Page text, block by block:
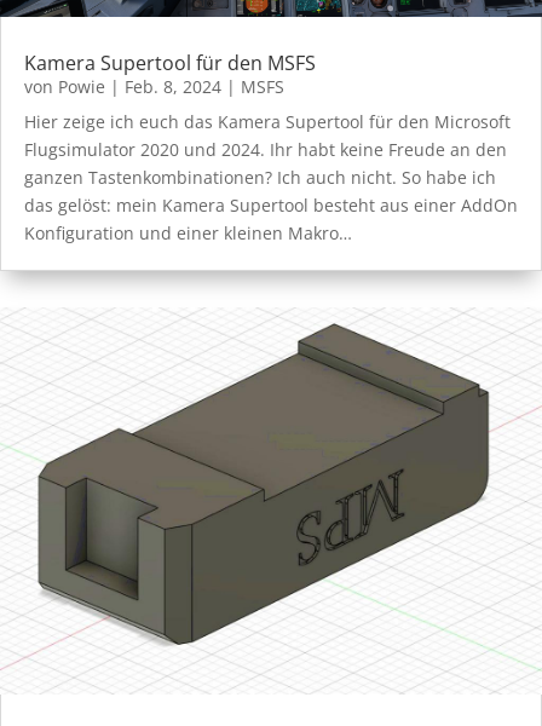
Kamera Supertool für den MSFS
von Powie | Feb. 8, 2024 | MSFS
Hier zeige ich euch das Kamera Supertool für den Microsoft
Flugsimulator 2020 und 2024. Ihr habt keine Freude an den
ganzen Tastenkombinationen? Ich auch nicht. So habe ich
das gelöst: mein Kamera Supertool besteht aus einer AddOn
Konfiguration und einer kleinen Makro…